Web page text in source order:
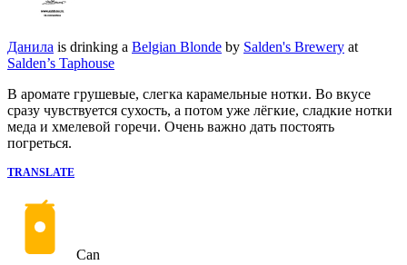
Данила is drinking a Belgian Blonde by Salden's Brewery at
Salden’s Taphouse
В аромате грушевые, слегка карамельные нотки. Во вкусе
сразу чувствуется сухость, а потом уже лёгкие, сладкие нотки
меда и хмелевой горечи. Очень важно дать постоять
погреться.
TRANSLATE
Can